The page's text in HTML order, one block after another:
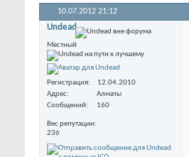
10.07.2012 21:12
Undead
Местный
Регистрация
12.04.2010
Адрес
Алматы
Сообщений
160
Вес репутации
236